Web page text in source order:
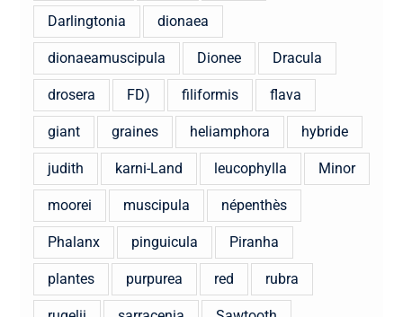
Darlingtonia dionaea
dionaeamuscipula Dionee Dracula
drosera FD) filiformis flava
giant graines heliamphora hybride
judith karni-Land leucophylla Minor
moorei muscipula népenthès
Phalanx pinguicula Piranha
plantes purpurea red rubra